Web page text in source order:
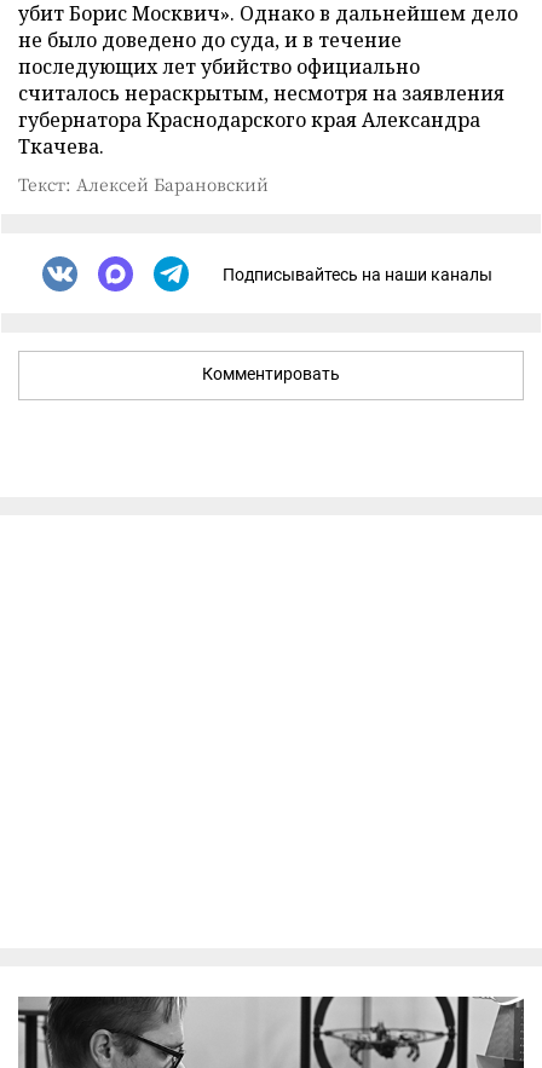
убит Борис Москвич». Однако в дальнейшем дело
не было доведено до суда, и в течение
последующих лет убийство официально
считалось нераскрытым, несмотря на заявления
губернатора Краснодарского края Александра
Ткачева.
Текст: Алексей Барановский
Подписывайтесь на наши каналы
Комментировать